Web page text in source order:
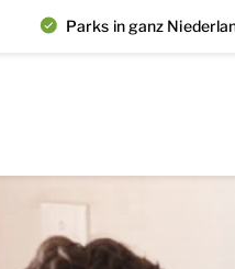
Parks in ganz